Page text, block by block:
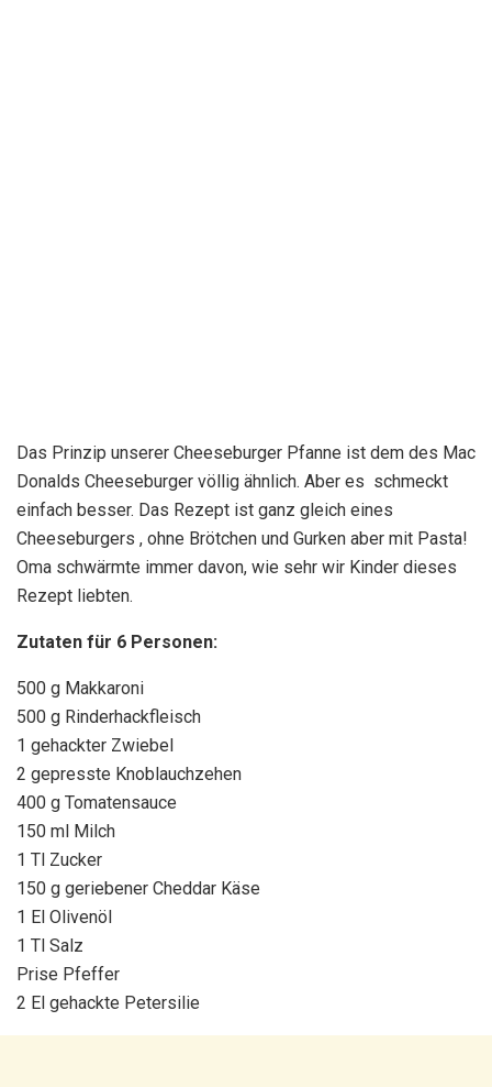
Das Prinzip unserer Cheeseburger Pfanne ist dem des Mac
Donalds Cheeseburger völlig ähnlich. Aber es schmeckt
einfach besser. Das Rezept ist ganz gleich eines
Cheeseburgers , ohne Brötchen und Gurken aber mit Pasta!
Oma schwärmte immer davon, wie sehr wir Kinder dieses
Rezept liebten.
Zutaten für 6 Personen:
500 g Makkaroni
500 g Rinderhackfleisch
1 gehackter Zwiebel
2 gepresste Knoblauchzehen
400 g Tomatensauce
150 ml Milch
1 Tl Zucker
150 g geriebener Cheddar Käse
1 El Olivenöl
1 Tl Salz
Prise Pfeffer
2 El gehackte Petersilie